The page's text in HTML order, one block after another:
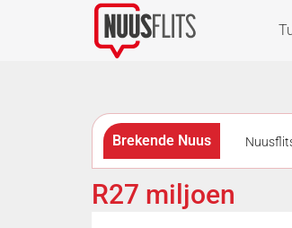
Brekende Nuus
R27 miljoen